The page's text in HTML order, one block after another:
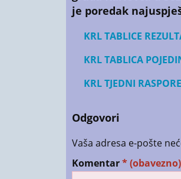
je poredak naj
KRL TABLICE
KRL TABLICA
KRL TJEDNI
Odgovori
Vaša adresa e-pošte
Komentar* (obavezno)